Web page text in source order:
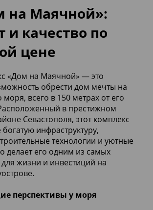
на Маячной»:
и качество по
цене
«Дом на Маячной» — это
обрести дом мечты на
всего в 150 метрах от его
в престижном
Севастополя, этот комплекс
богатую инфраструктуру,
технологии и уютные
делает его одним из самых
жизни и инвестиций на
перспективы у моря